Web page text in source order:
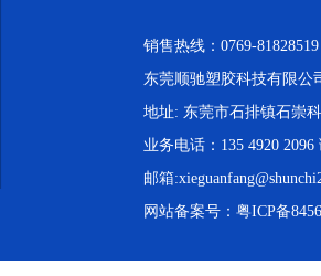
销售热线：0769-81828519
东莞顺驰塑胶科技有限公
地址: 东莞市石排镇石崇
业务电话：135 4920 2096
邮箱
网站备案号： 粤ICP备